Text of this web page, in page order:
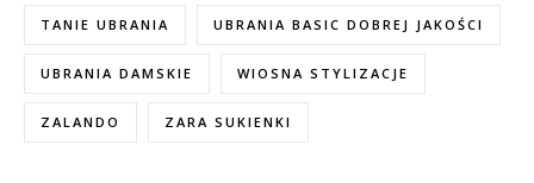
TANIE UBRANIA UBRANIA BASIC DOBREJ JAKOŚCI
UBRANIA DAMSKIE WIOSNA STYLIZACJE
ZALANDO ZARA SUKIENKI